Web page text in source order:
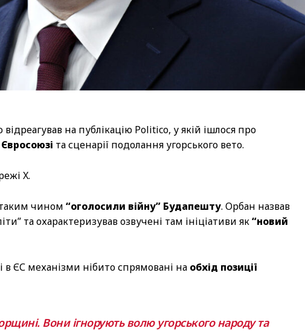
відреагував на публікацію Politico, у якій ішлося про
та сценарії подолання угорського вето.
X.
таким чином “оголосили війну” Будапешту. Орбан назвав
та охарактеризував озвучені там ініціативи як“новий
в ЄС механізми нібито спрямовані на обхід позиції
Вони ігнорують волю угорського народу та